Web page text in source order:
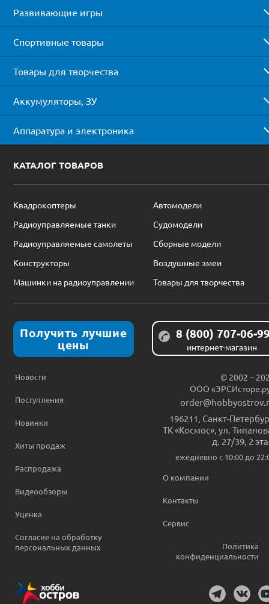
Развивающие игры
Спортивные товары
Товары для творчества
Аккумуляторы, ЗУ
Аппаратура и электроника
КАТАЛОГ ТОВАРОВ
Квадрокоптеры
Автомодели
Радиоуправляемые танки
Судомодели
Радиоуправляемые самолеты
Сборные модели
Конструкторы
Воздушные змеи
Машинки на радиоуправлении
Товары для творчества
Получить лучшие
цены
8 (800) 707-06-
интернет-магазин
Новости
Поступления
Новинки
Хиты продаж
Распродажа
Видеообзоры
Уценка
Согласие на обработку
персональных данных
© 2002 –
ООО
196211, Санкт-
ТК «Космос», ул.
д. 27/39, 2
ежедневно c 10:00 до
О компании
Контакты
Сервис
Политика
конфиденциальности